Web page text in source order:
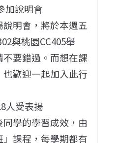
加說明會
明會，將於本週五
與桃園CC405舉
要錯過。而想在課
歡迎一起加入此行
人受表揚
學的學習成效，由
課程，每學期都有